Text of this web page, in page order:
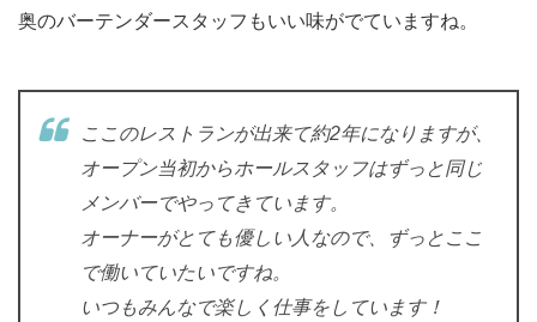
奥のバーテンダースタッフもいい味がでていますね。
ここのレストランが出来て約2年になりますが、
オープン当初からホールスタッフはずっと同じ
メンバーでやってきています。
オーナーがとても優しい人なので、ずっとここ
で働いていたいですね。
いつもみんなで楽しく仕事をしています！